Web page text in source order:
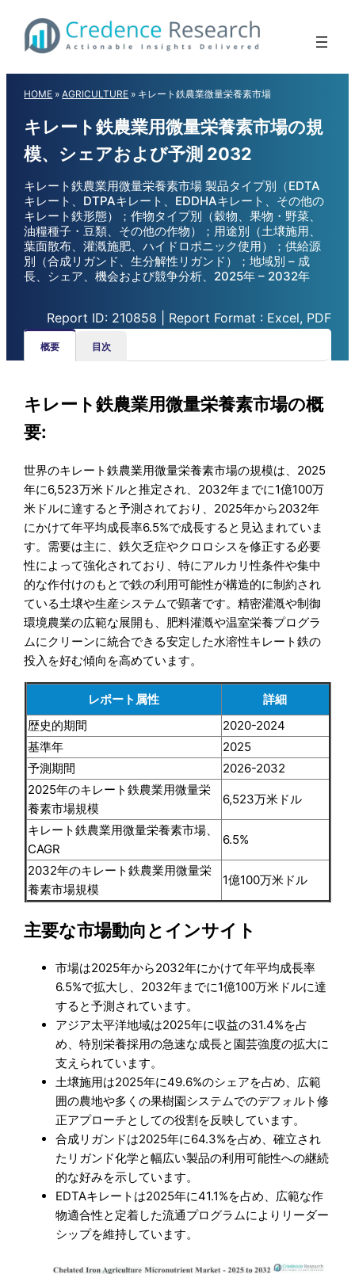
content
HOME »AGRICULTURE » キレート鉄農業微量栄養素市場
キレート鉄農業用微量栄養素市場の規
模、シェアおよび予測 2032
キレート鉄農業用微量栄養素市場 製品タイプ別（EDTA
キレート、DTPAキレート、EDDHAキレート、その他の
キレート鉄形態）；作物タイプ別（穀物、果物・野菜、
油糧種子・豆類、その他の作物）；用途別（土壌施用、
葉面散布、灌漑施肥、ハイドロポニック使用）；供給源
別（合成リガンド、生分解性リガンド）；地域別 – 成
長、シェア、機会および競争分析、2025年 – 2032年
Report ID: 210858 | Report Format : Excel, PDF
概要 目次
キレート鉄農業用微量栄養素市場の概
要:
世界のキレート鉄農業用微量栄養素市場の規模は、2025
年に6,523万米ドルと推定され、2032年までに1億100万
米ドルに達すると予測されており、2025年から2032年
にかけて年平均成長率6.5%で成長すると見込まれていま
す。需要は主に、鉄欠乏症やクロロシスを修正する必要
性によって強化されており、特にアルカリ性条件や集中
的な作付けのもとで鉄の利用可能性が構造的に制約され
ている土壌や生産システムで顕著です。精密灌漑や制御
環境農業の広範な展開も、肥料灌漑や温室栄養プログラ
ムにクリーンに統合できる安定した水溶性キレート鉄の
投入を好む傾向を高めています。
レポート属性
詳細
歴史的期間
2020-2024
基準年
2025
予測期間
2026-2032
2025年のキレート鉄農業用微量栄
養素市場規模
6,523万米ドル
キレート鉄農業用微量栄養素市場、
CAGR
6.5%
2032年のキレート鉄農業用微量栄
養素市場規模
1億100万米ドル
主要な市場動向とインサイト
市場は2025年から2032年にかけて年平均成長率
6.5%で拡大し、2032年までに1億100万米ドルに達
すると予測されています。
アジア太平洋地域は2025年に収益の31.4%を占
め、特別栄養採用の急速な成長と園芸強度の拡大に
支えられています。
土壌施用は2025年に49.6%のシェアを占め、広範
囲の農地や多くの果樹園システムでのデフォルト修
正アプローチとしての役割を反映しています。
合成リガンドは2025年に64.3%を占め、確立され
たリガンド化学と幅広い製品の利用可能性への継続
的な好みを示しています。
EDTAキレートは2025年に41.1%を占め、広範な作
物適合性と定着した流通プログラムによりリーダー
シップを維持しています。